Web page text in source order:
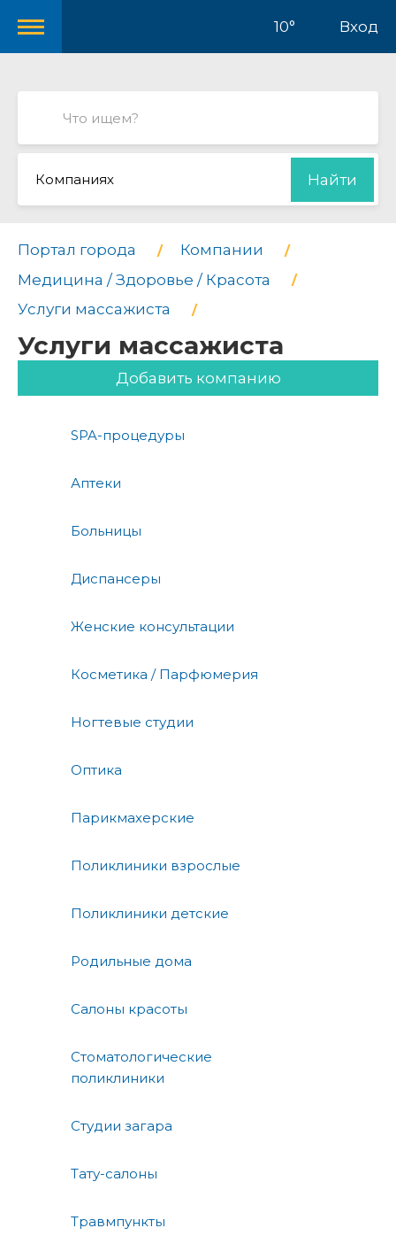
10° Вход
Компаниях Найти
Портал города
Компании
Медицина / Здоровье / Красота
Услуги массажиста
Услуги массажиста
Добавить компанию
SPA-процедуры
Аптеки
Больницы
Диспансеры
Женские консультации
Косметика / Парфюмерия
Ногтевые студии
Оптика
Парикмахерские
Поликлиники взрослые
Поликлиники детские
Родильные дома
Салоны красоты
Стоматологические
поликлиники
Студии загара
Тату-салоны
Травмпункты